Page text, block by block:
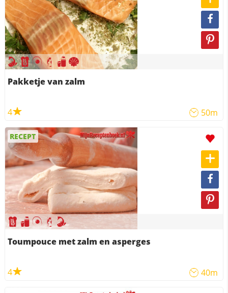
Pakketje van zalm
4 50m
RECEPT
Toumpouce met zalm en asperges
4 40m